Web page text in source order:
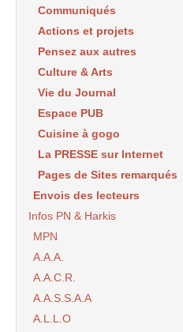
Communiqués
Actions et projets
Pensez aux autres
Culture & Arts
Vie du Journal
Espace PUB
Cuisine à gogo
La PRESSE sur Internet
Pages de Sites remarqués
Envois des lecteurs
Infos PN & Harkis
MPN
A.A.A.
A.A.C.R.
A.A.S.S.A.A
A.L.L.O